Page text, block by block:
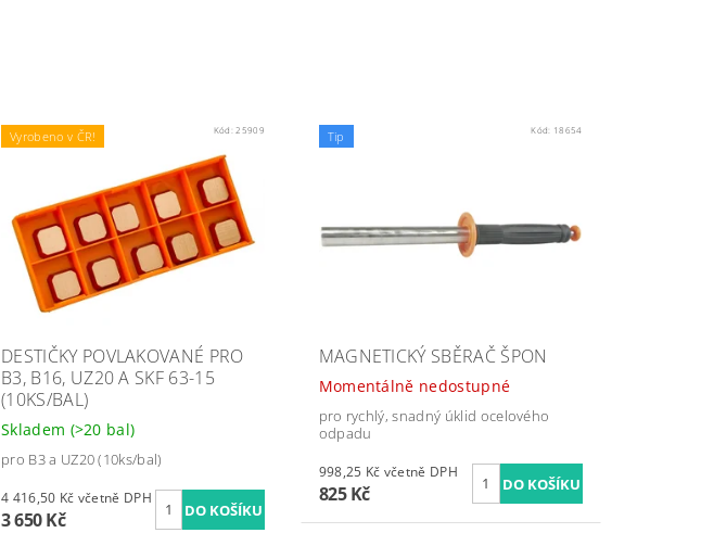
Vyrobeno v ČR! Kód:25909
DESTIČKY POVLAKOVANÉ PRO
B3, B16, UZ20 A SKF 63-15
(10KS/BAL)
Skladem (>20 bal)
pro B3 a UZ20 (10ks/bal)
4 416,50 Kč včetně DPH
3 650 Kč
Tip Kód: 18654
MAGNETICKÝ SBĚRAČ ŠPON
Momentálně nedostupné
pro rychlý, snadný úklid ocelového
odpadu
998,25 Kč včetně DPH
825 Kč